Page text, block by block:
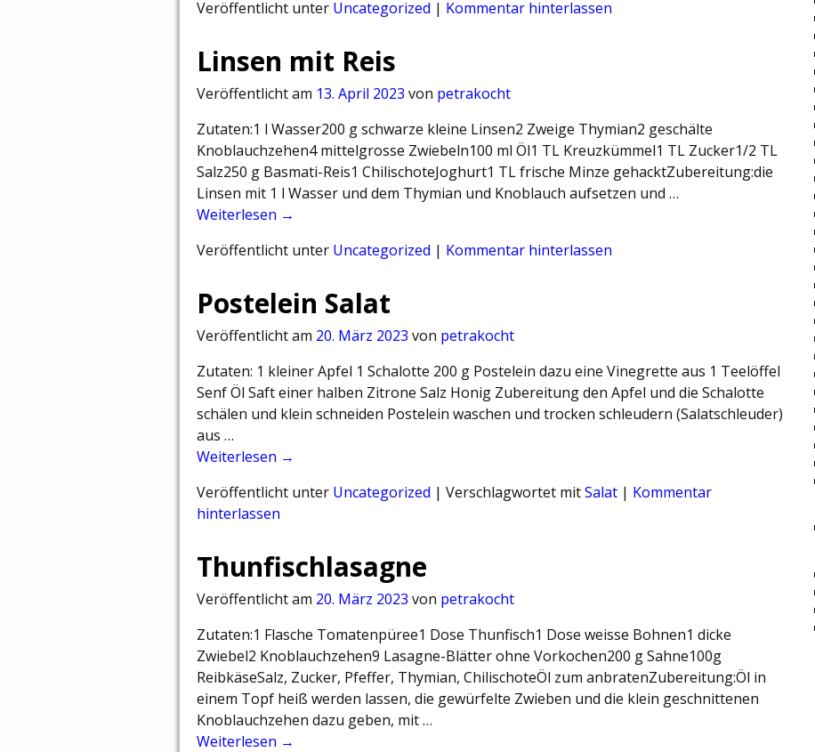
Veröffentlicht unter Uncategorized | Kommentar hinterlassen
Linsen mit Reis
Veröffentlicht am 13. April 2023 von petrakocht
Zutaten:1 l Wasser200 g schwarze kleine Linsen2 Zweige Thymian2 geschälte
Knoblauchzehen4 mittelgrosse Zwiebeln100 ml Öl1 TL Kreuzkümmel1 TL Zucker1/2 TL
Salz250 g Basmati-Reis1 ChilischoteJoghurt1 TL frische Minze gehacktZubereitung:die
Linsen mit 1 l Wasser und dem Thymian und Knoblauch aufsetzen und …
Weiterlesen →
Veröffentlicht unter Uncategorized | Kommentar hinterlassen
Postelein Salat
Veröffentlicht am 20. März 2023 von petrakocht
Zutaten: 1 kleiner Apfel 1 Schalotte 200 g Postelein dazu eine Vinegrette aus 1 Teelöffel
Senf Öl Saft einer halben Zitrone Salz Honig Zubereitung den Apfel und die Schalotte
schälen und klein schneiden Postelein waschen und trocken schleudern (Salatschleuder)
aus …
Weiterlesen →
Veröffentlicht unter Uncategorized | Verschlagwortet mitSalat| Kommentar
hinterlassen
Thunfischlasagne
Veröffentlicht am 20. März 2023 von petrakocht
Zutaten:1 Flasche Tomatenpüree1 Dose Thunfisch1 Dose weisse Bohnen1 dicke
Zwiebel2 Knoblauchzehen9 Lasagne-Blätter ohne Vorkochen200 g Sahne100g
ReibkäseSalz, Zucker, Pfeffer, Thymian, ChilischoteÖl zum anbratenZubereitung:Öl in
einem Topf heiß werden lassen, die gewürfelte Zwieben und die klein geschnittenen
Knoblauchzehen dazu geben, mit …
Weiterlesen →